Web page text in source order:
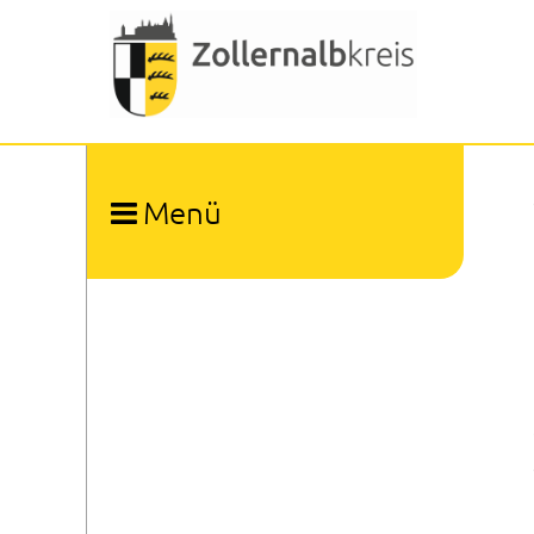
Menü
Dienstleistungen A-Z